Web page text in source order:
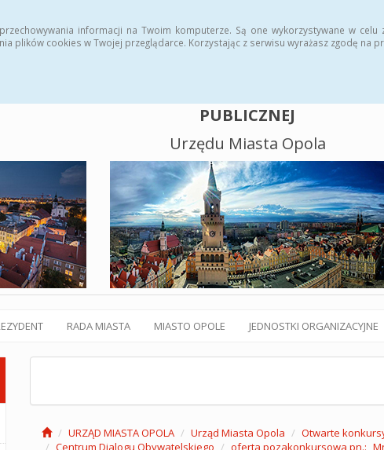
informacji na Twoim komputerze. Są one wykorzystywane w celu
plików cookies w Twojej przeglądarce. Korzystając z serwisu wyrażasz zgodę na
PUBLICZNEJ
Urzędu Miasta Opola
RADA MIASTA MIASTO OPOLE JEDNOSTKI ORGANIZACYJNE
URZĄD MIASTA OPOLA Urząd Miasta Opola Otwarte
Centrum Dialogu Obywatelskiego
oferta pozakonkursowa pn.: